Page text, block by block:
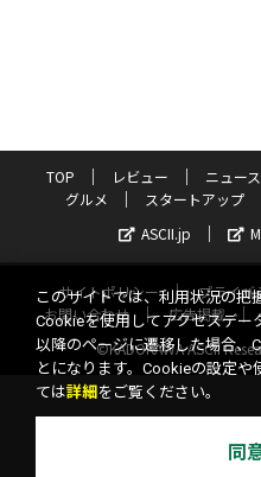
TOP レビュー ニュース
グルメ
スタートアップ
ASCII.jp
サイトポリシー プライバ
お問い合わせ
広告掲載
©KADOKAWA ASCII
このサイトでは、利用状況の把
Cookieを使用してアクセスデー
以降のページに遷移した場合、
とになります。Cookieの設定
ては詳細 をご覧ください。
同